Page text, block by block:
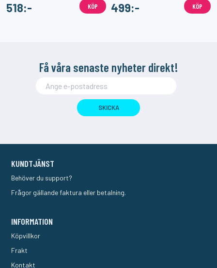
518:- KÖP 499:- KÖP
Få våra senaste nyheter direkt!
SKICKA
KUNDTJÄNST
Behöver du support?
Frågor gällande faktura eller betalning.
INFORMATION
Köpvillkor
Frakt
Kontakt